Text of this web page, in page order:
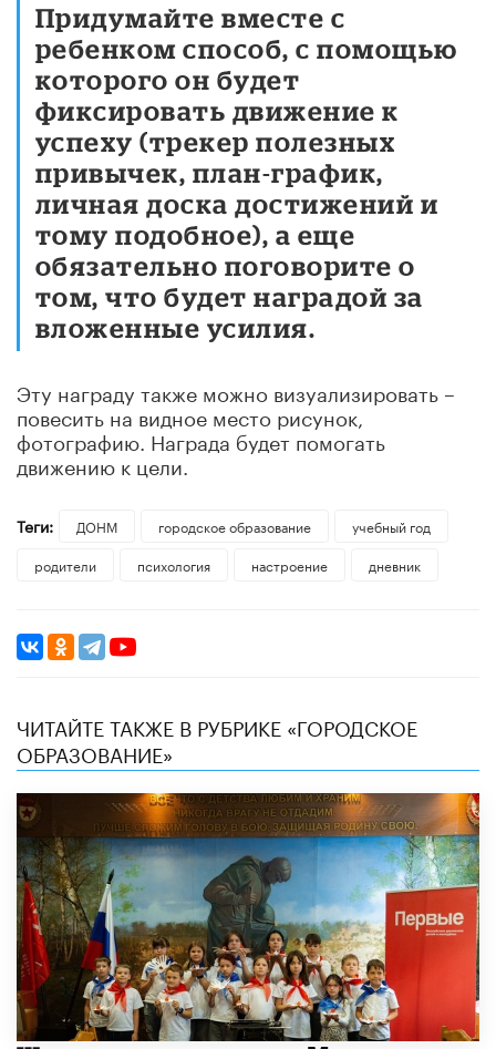
Придумайте вместе с
ребенком способ, с помощью
которого он будет
фиксировать движение к
успеху (трекер полезных
привычек, план-график,
личная доска достижений и
тому подобное), а еще
обязательно поговорите о
том, что будет наградой за
вложенные усилия.
Эту награду также можно визуализировать –
повесить на видное место рисунок,
фотографию. Награда будет помогать
движению к цели.
Теги: ДОНМ городское образование
учебный год
родители
психология настроение дневник
ЧИТАЙТЕ ТАКЖЕ В РУБРИКЕ «ГОРОДСКОЕ
ОБРАЗОВАНИЕ»